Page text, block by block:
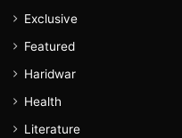
Exclusive
Featured
Haridwar
Health
Literature